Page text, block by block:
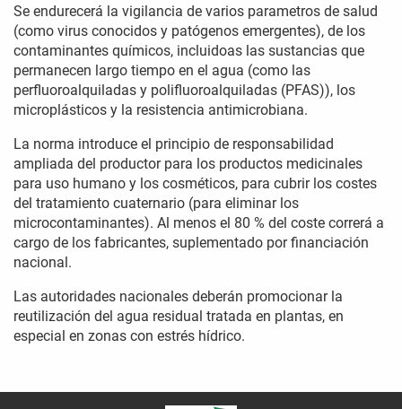
Se endurecerá la vigilancia de varios parametros de salud
(como virus conocidos y patógenos emergentes), de los
contaminantes químicos, incluidoas las sustancias que
permanecen largo tiempo en el agua (como las
perfluoroalquiladas y polifluoroalquiladas (PFAS)), los
microplásticos y la resistencia antimicrobiana.
La norma introduce el principio de responsabilidad
ampliada del productor para los productos medicinales
para uso humano y los cosméticos, para cubrir los costes
del tratamiento cuaternario (para eliminar los
microcontaminantes). Al menos el 80 % del coste correrá a
cargo de los fabricantes, suplementado por financiación
nacional.
Las autoridades nacionales deberán promocionar la
reutilización del agua residual tratada en plantas, en
especial en zonas con estrés hídrico.